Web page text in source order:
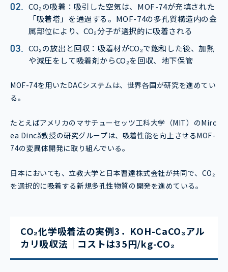
CO₂の吸着：吸引した空気は、MOF-74が充填された
「吸着塔」を通過する。MOF-74の多孔質構造内の金
属部位により、CO₂分子が選択的に吸着される
CO₂の放出と回収：吸着材がCO₂で飽和した後、加熱
や減圧をして吸着剤からCO₂を回収、地下保管
MOF-74を用いたDACシステムは、世界各国が研究を進めてい
る。
たとえばアメリカのマサチューセッツ工科大学（MIT）のMirc
ea Dincă教授の研究グループは、吸着性能を向上させるMOF-
74の変異体開発に取り組んでいる。
日本においても、立教大学と日本曹達株式会社が共同で、CO₂
を選択的に吸着する新規多孔性物質の開発を進めている。
CO₂化学吸着法の実例3．KOH-CaCO₃アル
カリ吸収法｜コストは35円/kg-CO₂